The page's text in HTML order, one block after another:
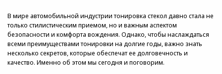
В мире автомобильной индустрии тонировка стекол давно стала не
только стилистическим приемом, но и важным аспектом
безопасности и комфорта вождения. Однако, чтобы наслаждаться
всеми преимуществами тонировки на долгие годы, важно знать
несколько секретов, которые обеспечат ее долговечность и
качество. Именно об этом мы сегодня и поговорим.